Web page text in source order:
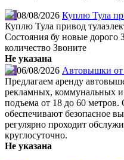
08/08/2026 Куплю Тула
Куплю Тула привод
Состояния бу новые дорого
количество Звоните
Не указана
06/08/2026 Автовышки от
Предлагаем аренду
рекламных, коммунальных
подъема от 18 до 60
обеспечивают безопасное
регулярно проходит
круглосуточно.
Не указана